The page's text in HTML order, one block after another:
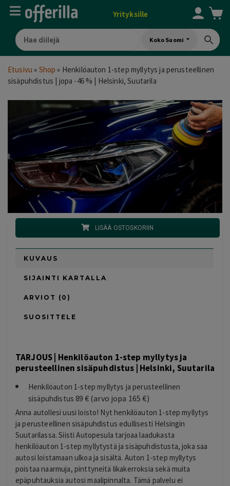
Yrityksille
Koko Suomi
Etusivu » Shop » Henkilöauton 1-step myllytys ja perusteellinen
sisäpuhdistus | jopa -46 % | Helsinki, Suutarila
LISÄÄ OSTOSKORIIN
KUVAUS
SIJAINTI KARTALLA
ARVIOT (0)
SUOSITTELE
TARJOUS | Henkilöauton 1-step myllytys ja
perusteellinen sisäpuhdistus | Helsinki, Suutarila
Henkilöauton 1-step myllytys ja perusteellinen
sisäpuhdistus 89 € (arvo jopa 165 €)
Anna autollesi uusi loisto! Nyt henkilöauton 1-step myllytys
ja perusteellinen sisäpuhdistus edullisesti Helsingin
Suutarilassa. Siisti Autopesula tarjoaa laadukasta
henkilöauton 1-step myllytystä ja sisäpuhdistusta, joka saa
autosi loistamaan ulkoa ja sisältä. Auton 1-step myllytys
poistaa naarmuja, pinttyneitä likakerroksia sekä muita
epäpuhtauksia autosi maalipinnalta. Tämä palvelu ei